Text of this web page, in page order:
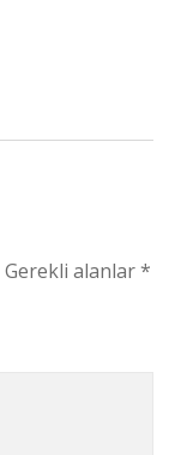
Gerekli alanlar*